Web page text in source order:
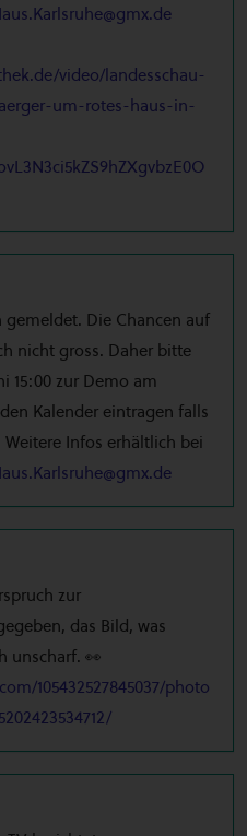
video/landesschau-
um-rotes-haus-in-
gemeldet. Die Chancen auf
nicht gross. Daher bitte
15:00 zur Demo am
Kalender eintragen falls
Infos erhältlich bei
zur
das Bild, was
unscharf. 👀
105432527845037/photo